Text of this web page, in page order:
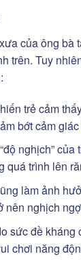
của ông bà
trên. Tuy
trẻ cảm
bớt cảm
nghịch”
trình lên
làm ảnh
nên nghịch
sức đề
chơi năng